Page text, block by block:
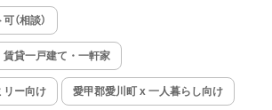
（相談）
貸一戸建て・一軒家
リー向け 愛甲郡愛川町 x 一人暮らし向け